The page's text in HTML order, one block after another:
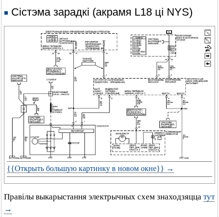
Сістэма зарадкі (акрамя L18 ці NYS)
{{Открыть большую картинку в новом окне}} →
Правілы выкарыстання электрычных схем знаходзяцца тут
→